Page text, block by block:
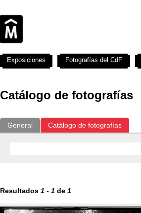
Catálogo de fotografías
General Catálogo de fotografías
Resultados 1 - 1 de 1
Exposiciones Fotografías del CdF